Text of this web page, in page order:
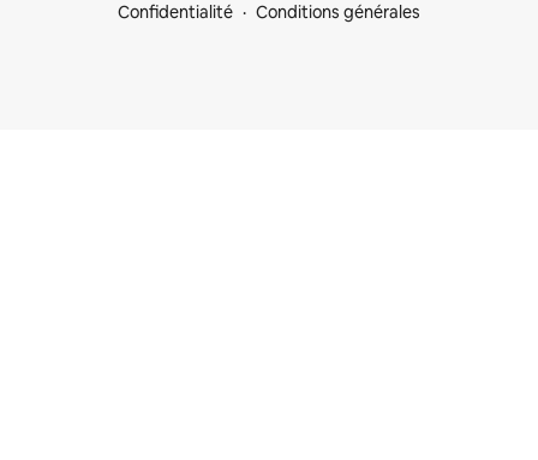
Confidentialité
Conditions générales